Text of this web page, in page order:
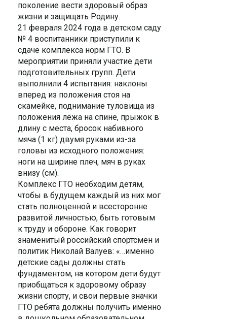
поколение вести здоровый образ
жизни и защищать Родину.
21 февраля 2024 года в детском саду
№ 4 воспитанники приступили к
сдаче комплекса норм ГТО. В
мероприятии приняли участие дети
подготовительных групп. Дети
выполнили 4 испытания: наклоны
вперед из положения стоя на
скамейке, поднимание туловища из
положения лёжа на спине, прыжок в
длину с места, бросок набивного
мяча (1 кг) двумя руками из-за
головы из исходного положения:
ноги на ширине плеч, мяч в руках
внизу (см).
Комплекс ГТО необходим детям,
чтобы в будущем каждый из них мог
стать полноценной и всесторонне
развитой личностью, быть готовым
к труду и обороне. Как говорит
знаменитый российский спортсмен и
политик Николай Валуев: «…именно
детские сады должны стать
фундаментом, на котором дети будут
приобщаться к здоровому образу
жизни спорту, и свои первые значки
ГТО ребята должны получить именно